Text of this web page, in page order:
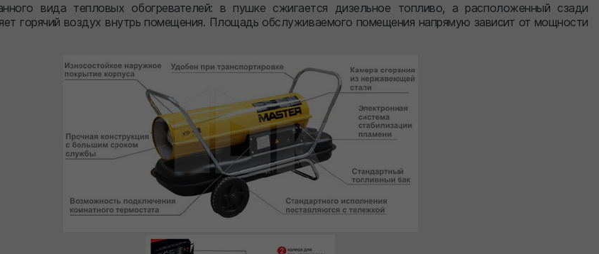
вида тепловых обогревателей: в пушке сжигается дизельное топливо, а расположенный сзади
горячий воздух внутрь помещения. Площадь обслуживаемого помещения напрямую зависит от мощности